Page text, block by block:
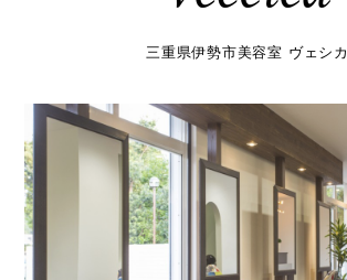
三重県伊勢市美容室 ヴェシカ